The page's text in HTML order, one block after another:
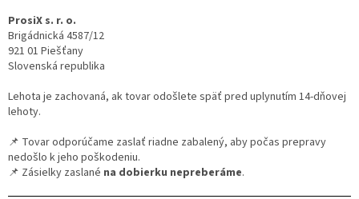
ProsiX s. r. o.
Brigádnická 4587/12
921 01 Piešťany
Slovenská republika
Lehota je zachovaná, ak tovar odošlete späť pred uplynutím 14-dňovej
lehoty.
📌 Tovar odporúčame zaslať riadne zabalený, aby počas prepravy
nedošlo k jeho poškodeniu.
📌 Zásielky zaslané na dobierku nepreberáme.